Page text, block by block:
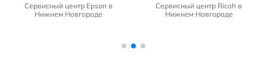
Сервисный центр Epson в
Нижнем Новгороде
Сервисный центр Ricoh в
Нижнем Новгороде